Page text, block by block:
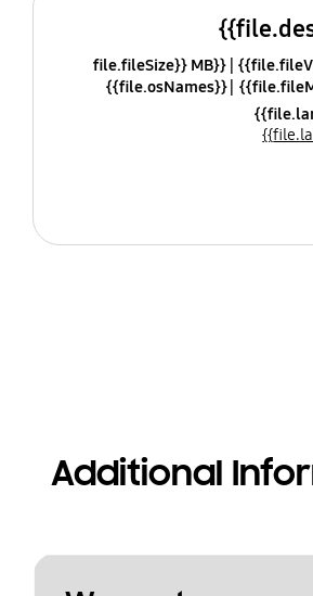
{{file.fileSize}} MB
{{file.osNames}}
Additional